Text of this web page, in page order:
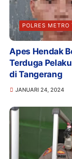
POLRES METRO
Apes Hendak
Terduga
di Tangerang
JANUARI 24, 2024